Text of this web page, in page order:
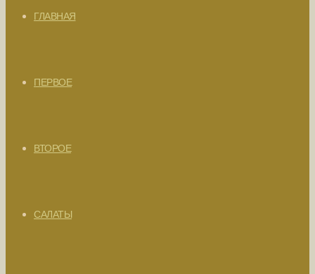
ГЛАВНАЯ
ПЕРВОЕ
ВТОРОЕ
САЛАТЫ